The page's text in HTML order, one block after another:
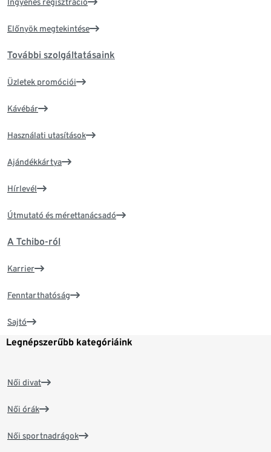
Előnyök megtekintése
További szolgáltatásaink
Üzletek promóciói
Kávébár
Használati utasítások
Ajándékkártya
Hírlevél
Útmutató és mérettanácsadó
A Tchibo-ról
Karrier
Fenntarthatóság
Sajtó
Legnépszerűbb kategóriáink
Női divat
Női órák
Női sportnadrágok